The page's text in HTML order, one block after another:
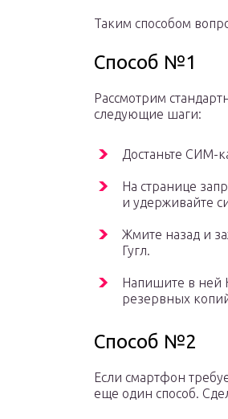
Таким способом
Способ №1
Рассмотрим
следующие шаги:
Достаньте СИМ-
На странице
и удерживайте
Жмите назад и
Гугл.
Напишите в ней
резервных
Способ №2
Если смартфон
еще один способ.